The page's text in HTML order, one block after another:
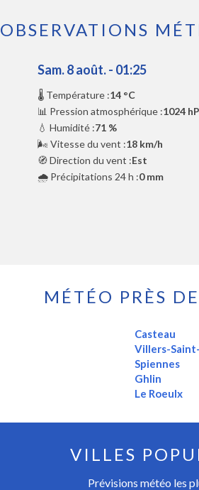
OBSERVATIONS
Sam. 8 août. - 01:25
🌡️ Température :14 °C
📊 Pression atmosphérique :1024
💧 Humidité :71 %
🌬️ Vitesse du vent :18 km/h
🧭 Direction du vent :Est
🌧️ Précipitations 24 h :0 mm
MÉTÉO PRÈS
Casteau
Villers-
Spiennes
Ghlin
Le Roeulx
VILLES
Prévisions météo les